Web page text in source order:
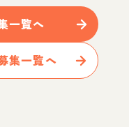
一覧へ
集一覧へ